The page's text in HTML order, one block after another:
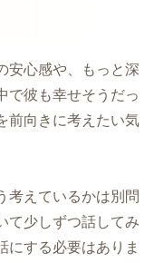
安心感や、もっと深
で彼も幸せそうだっ
前向きに考えたい気
考えているかは別問
て少しずつ話してみ
にする必要はありま